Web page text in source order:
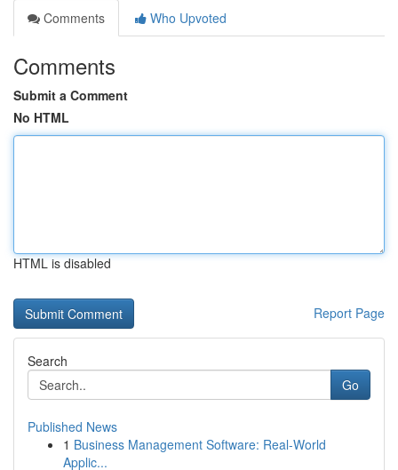
Comments
Who Upvoted
Comments
Submit a Comment
No HTML
HTML is disabled
Report Page
Search
Go
Published News
1 Business Management Software: Real-World
Applic...